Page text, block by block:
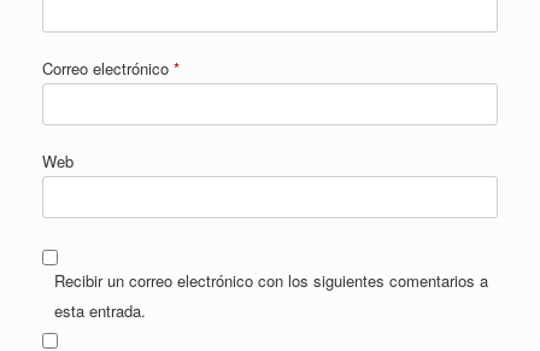
Correo electrónico *
Web
Recibir un correo electrónico con los siguientes comentarios a
esta entrada.